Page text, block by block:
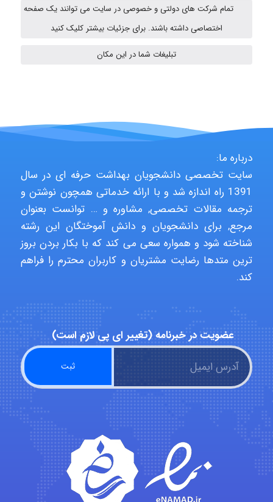
ehtesham
fatemeh mirzaie
Jafar Tym
aghajari vahid
Alirez0990
hosein abdolvand
Kati
emami
تمام شرکت های دولتی و خصوصی در سایت می توانند یک صفحه
اختصاصی داشته باشند. برای جزئیات بیشتر کلیک کنید
تبلیغات شما در این مکان
درباره ما:
سایت تخصصی دانشجویان بهداشت حرفه ای در سال
1391 راه اندازه شد و با ارائه خدماتی همچون نوشتن و
ترجمه مقالات تخصصی, مشاوره و … توانست بعنوان
مرجع, برای دانشجویان و دانش آموختگان این رشته
شناخته شود و همواره سعی می کند که با بکار بردن بروز
ترین متدها رضایت مشتریان و کاربران محترم را فراهم
کند.
عضویت در خبرنامه (تغییر ای پی لازم است)